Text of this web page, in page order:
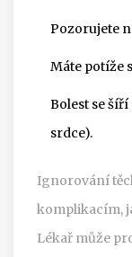
Pozorujete
Máte potíže
Bolest se
srdce).
Ignorování
komplikacím,
Lékař může